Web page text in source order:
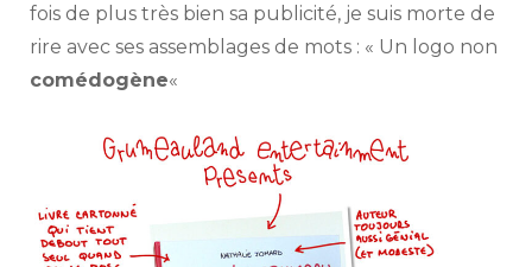
fois de plus très bien sa publicité, je suis morte de
rire avec ses assemblages de mots : « Un logo non
comédogène«